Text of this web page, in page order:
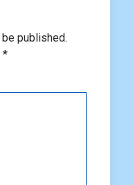
published.
*